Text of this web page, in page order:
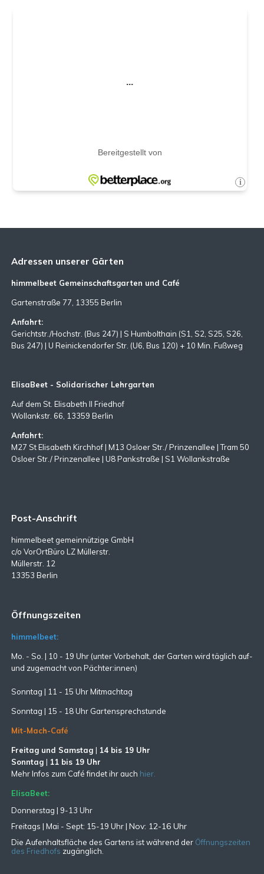
Adressen unserer Gärten
himmelbeet Gemeinschaftsgarten und Café
Gartenstraße 77, 13355 Berlin
Anfahrt:
Gerichtstr./Hochstr. (Bus 247) | S Humbolthain (S1, S2, S25, S26,
Bus 247) | U Reinickendorfer Str. (U6, Bus 120) + 10 Min. Fußweg
ElisaBeet - Solidarischer Lehrgarten
Auf dem St. Elisabeth II Friedhof
Wollankstr. 66, 13359 Berlin
Anfahrt:
M27 St Elisabeth Kirchhof | M13 Osloer Str./ Prinzenallee | Tram 50
Osloer Str./ Prinzenallee | U8 Pankstraße | S1 Wollankstraße
Post-Anschrift
himmelbeet gemeinnützige GmbH
c/o VorOrtBüro LZ Müllerstr.
Müllerstr. 12
13353 Berlin
Öffnungszeiten
himmelbeet:
Mo. - So. | 10 - 19 Uhr (unter Vorbehalt, der Garten wird täglich auf-
und zugemachtvon Pächter:innen)
Sonntag | 11 - 15 Uhr Mitmachtag
Sonntag | 15 - 18 Uhr Gartensprechstunde
Mit-Mach-Café
Freitag und Samstag | 14 bis 19 Uhr
Sonntag | 11 bis 19 Uhr
Mehr Infos zum Café findet ihr auch hier.
ElisaBeet:
Donnerstag | 9-13 Uhr
Freitags | Mai - Sept: 15-19 Uhr | Nov: 12-16 Uhr
Die Aufenhaltsfläche des Gartens ist während derÖffnungszeiten
des Friedhofs zugänglich.